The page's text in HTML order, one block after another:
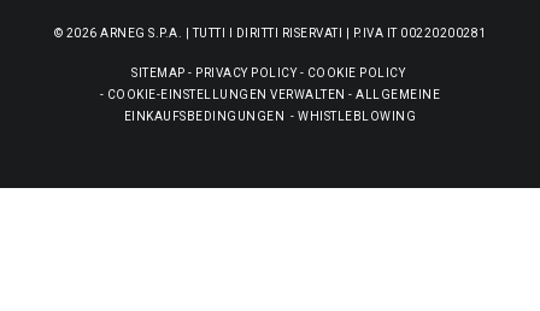
© 2026 ARNEG S.P.A. | TUTTI I DIRITTI RISERVATI | P.IVA IT 00220200281
SITEMAP - PRIVACY POLICY- COOKIE POLICY
- COOKIE-EINSTELLUNGEN VERWALTEN -ALLGEMEINE
EINKAUFSBEDINGUNGEN
-WHISTLEBLOWING